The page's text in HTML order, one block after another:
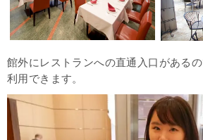
館外にレストランへの直通入口がある
利用できます。